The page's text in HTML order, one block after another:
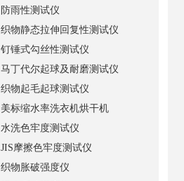
防雨性测试仪
织物静态拉伸回复性测试仪
钉锤式勾丝性测试仪
马丁代尔起球及耐磨测试仪
织物起毛起球测试仪
美标缩水率洗衣机烘干机
水洗色牢度测试仪
JIS摩擦色牢度测试仪
织物胀破强度仪